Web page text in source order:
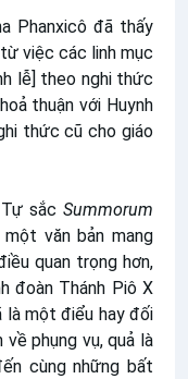
Phanxicô đã thấy
việc các linh mục
lễ] theo nghi thức
thuận với Huynh
thức cũ cho giáo
sắc Summorum
văn bản mang
quan trọng hơn,
đoàn Thánh Piô X
là một điểu hay đối
phụng vụ, quả là
cùng những bất